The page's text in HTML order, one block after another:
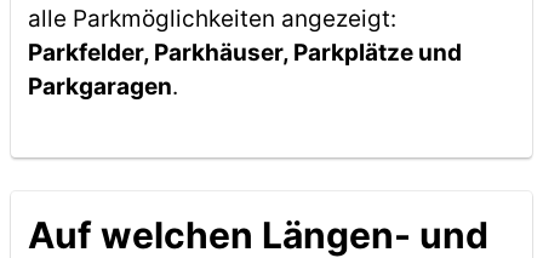
alle Parkmöglichkeiten angezeigt:
Parkfelder, Parkhäuser, Parkplätze und
Parkgaragen.
Auf welchen Längen- und